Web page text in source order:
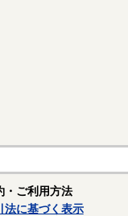
・ご利用方法
法に基づく表示